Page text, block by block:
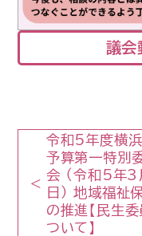
議会
令和5年度横
予算第一特別
会 （令和5年3
日） 地域福祉
の推進【民生委
ついて】